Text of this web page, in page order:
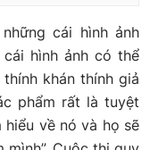
cái hình ảnh
hình ảnh có thể
khán thính giả
phẩm rất là tuyệt
về nó và họ sẽ